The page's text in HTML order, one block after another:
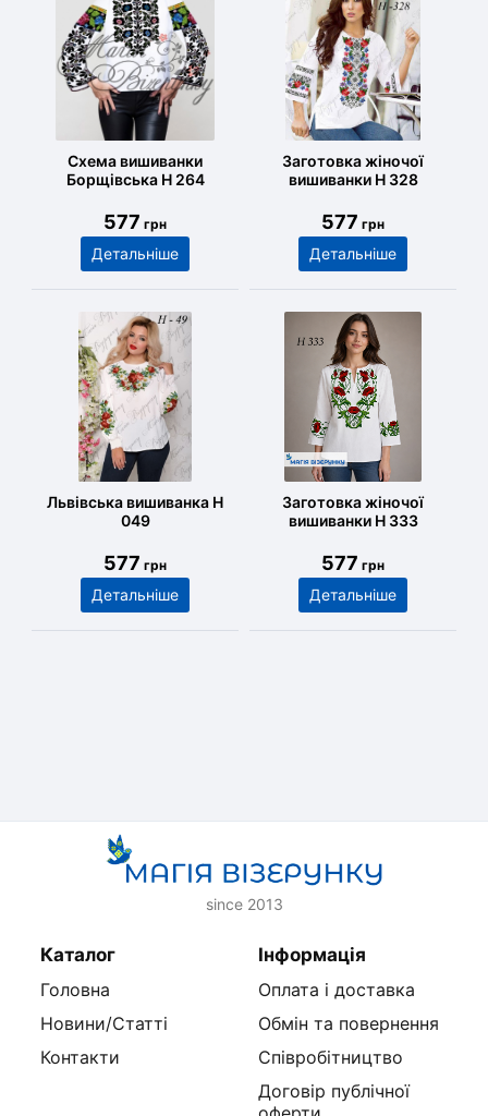
Схема вишиванки
Борщівська Н 264
577 грн
Детальніше
Заготовка жіночої
вишиванки Н 328
577 грн
Детальніше
Львівська вишиванка Н
049
577 грн
Детальніше
Заготовка жіночої
вишиванки Н 333
577 грн
Детальніше
since 2013
Каталог
Головна
Новини/Статті
Контакти
Інформація
Оплата і доставка
Обмін та повернення
Співробітництво
Договір публічної